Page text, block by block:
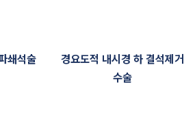
쇄석술
경요도적 내시경 하 결석제거
수술